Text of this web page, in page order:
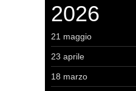
2026
21 maggio
23 aprile
18 marzo